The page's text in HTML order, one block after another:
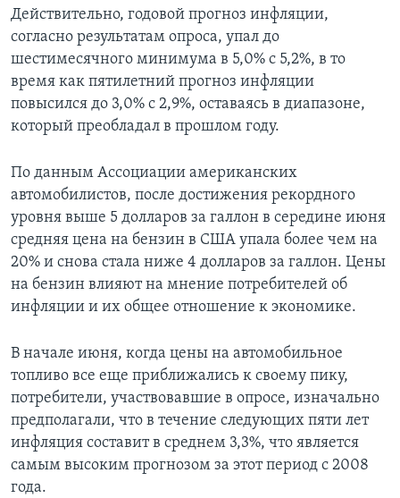
Действительно, годовой прогноз инфляции,
согласно результатам опроса, упал до
шестимесячного минимума в 5,0% с 5,2%, в то
время как пятилетний прогноз инфляции
повысился до 3,0% с 2,9%, оставаясь в диапазоне,
который преобладал в прошлом году.
По данным Ассоциации американских
автомобилистов, после достижения рекордного
уровня выше 5 долларов за галлон в середине июня
средняя цена на бензин в США упала более чем на
20% и снова стала ниже 4 долларов за галлон. Цены
на бензин влияют на мнение потребителей об
инфляции и их общее отношение к экономике.
В начале июня, когда цены на автомобильное
топливо все еще приближались к своему пику,
потребители, участвовавшие в опросе, изначально
предполагали, что в течение следующих пяти лет
инфляция составит в среднем 3,3%, что является
самым высоким прогнозом за этот период с 2008
года.